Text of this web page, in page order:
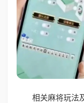
相关麻将玩法